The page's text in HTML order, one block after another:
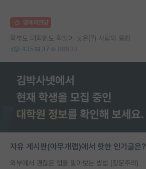
명예의전당
학부도 대학원도 학벌이 낮은(?) 사람의 응원
435 37 88833
자유 게시판(아무개랩)에서 핫한 인기글은?
외부에서 괜찮은 랩을 알아보는 방법 (장문주의)